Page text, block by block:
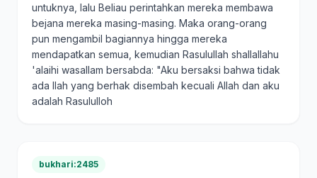
untuknya, lalu Beliau perintahkan mereka membawa
bejana mereka masing-masing. Maka orang-orang
pun mengambil bagiannya hingga mereka
mendapatkan semua, kemudian Rasulullah shallallahu
'alaihi wasallam bersabda: "Aku bersaksi bahwa tidak
ada Ilah yang berhak disembah kecuali Allah dan aku
adalah Rasululloh
bukhari:2485